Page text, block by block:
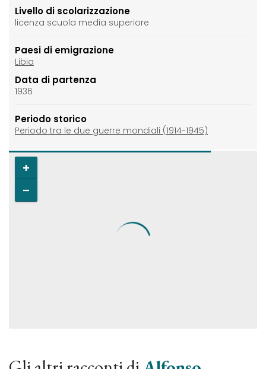
Livello di scolarizzazione
licenza scuola media superiore
Paesi di emigrazione
Libia
Data di partenza
1936
Periodo storico
Periodo tra le due guerre mondiali (1914-1945)